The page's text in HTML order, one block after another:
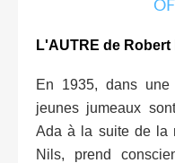
L'AUTRE de
En 1935, dans
jeunes jumeaux
Ada à la suite de la
Nils, prend